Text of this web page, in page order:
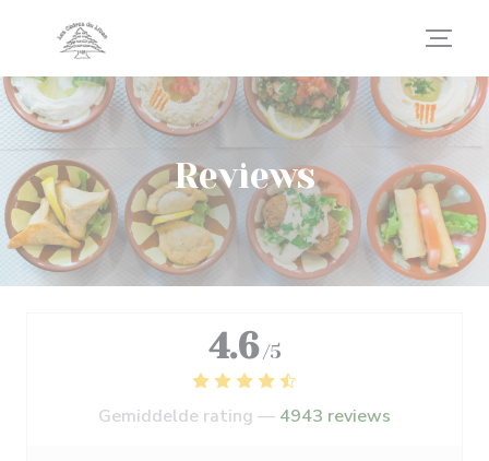
Reviews
4.6 /5
Gemiddelde rating — 4943 reviews